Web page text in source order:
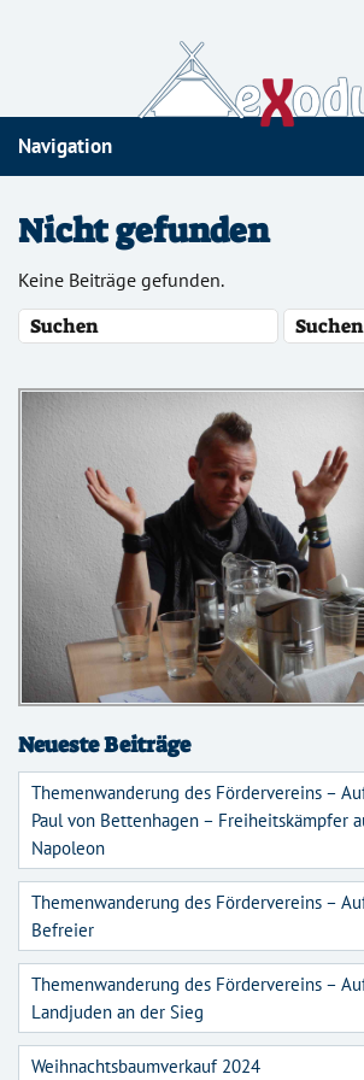
Navigation
Nicht gefunden
Keine Beiträge gefunden.
Neueste Beiträge
Themenwanderung des Fördervereins –
Paul von Bettenhagen – Freiheitskämpfer
Napoleon
Themenwanderung des Fördervereins –
Befreier
Themenwanderung des Fördervereins –
Landjuden an der Sieg
Weihnachtsbaumverkauf 2024